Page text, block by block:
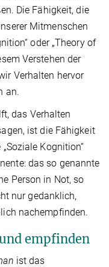
Die Fähigkeit, die
Mitmenschen
oder „Theory of
Verstehen der
Verhalten hervor
an.
das Verhalten
ist die Fähigkeit
Kognition“
das so genannte
Person in Not, so
nur gedanklich,
nachempfinden.
empfinden
ist das